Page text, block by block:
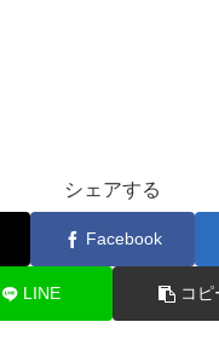
シェアする
Facebook
LINE コピ